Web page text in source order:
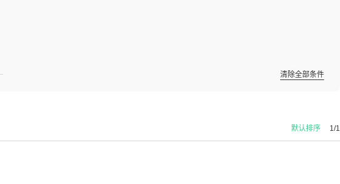
清除全部条件
1/1
默认排序